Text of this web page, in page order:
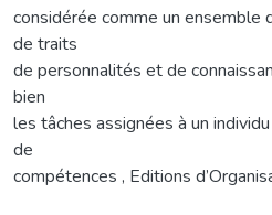
considérée comme un ensemble
de traits
de personnalités et de
bien
les tâches assignées à un
de
compétences , Editions